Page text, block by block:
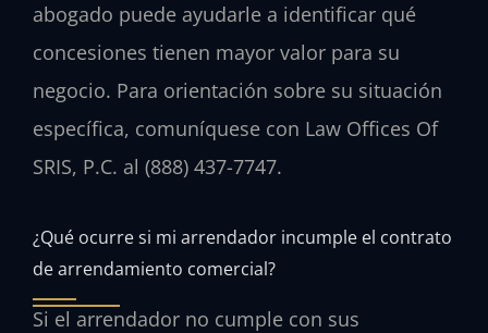
abogado puede ayudarle a identificar qué
concesiones tienen mayor valor para su
negocio. Para orientación sobre su situación
específica, comuníquese con Law Offices Of
SRIS, P.C. al (888) 437-7747.
¿Qué ocurre si mi arrendador incumple el contrato
de arrendamiento comercial?
Si el arrendador no cumple con sus